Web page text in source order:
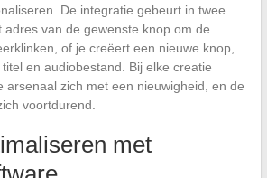
De integratie gebeurt in twee
van de gewenste knop om de
of je creëert een nieuwe knop,
en audiobestand. Bij elke creatie
arsenaal zich met een nieuwigheid, en de
voortdurend.
met